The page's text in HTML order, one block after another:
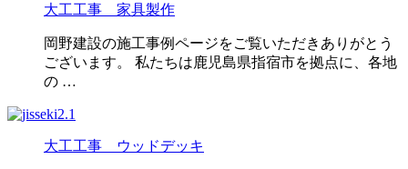
大工工事 家具製作
岡野建設の施工事例ページをご覧いただきありがとう
ございます。 私たちは鹿児島県指宿市を拠点に、各地
の …
大工工事 ウッドデッキ